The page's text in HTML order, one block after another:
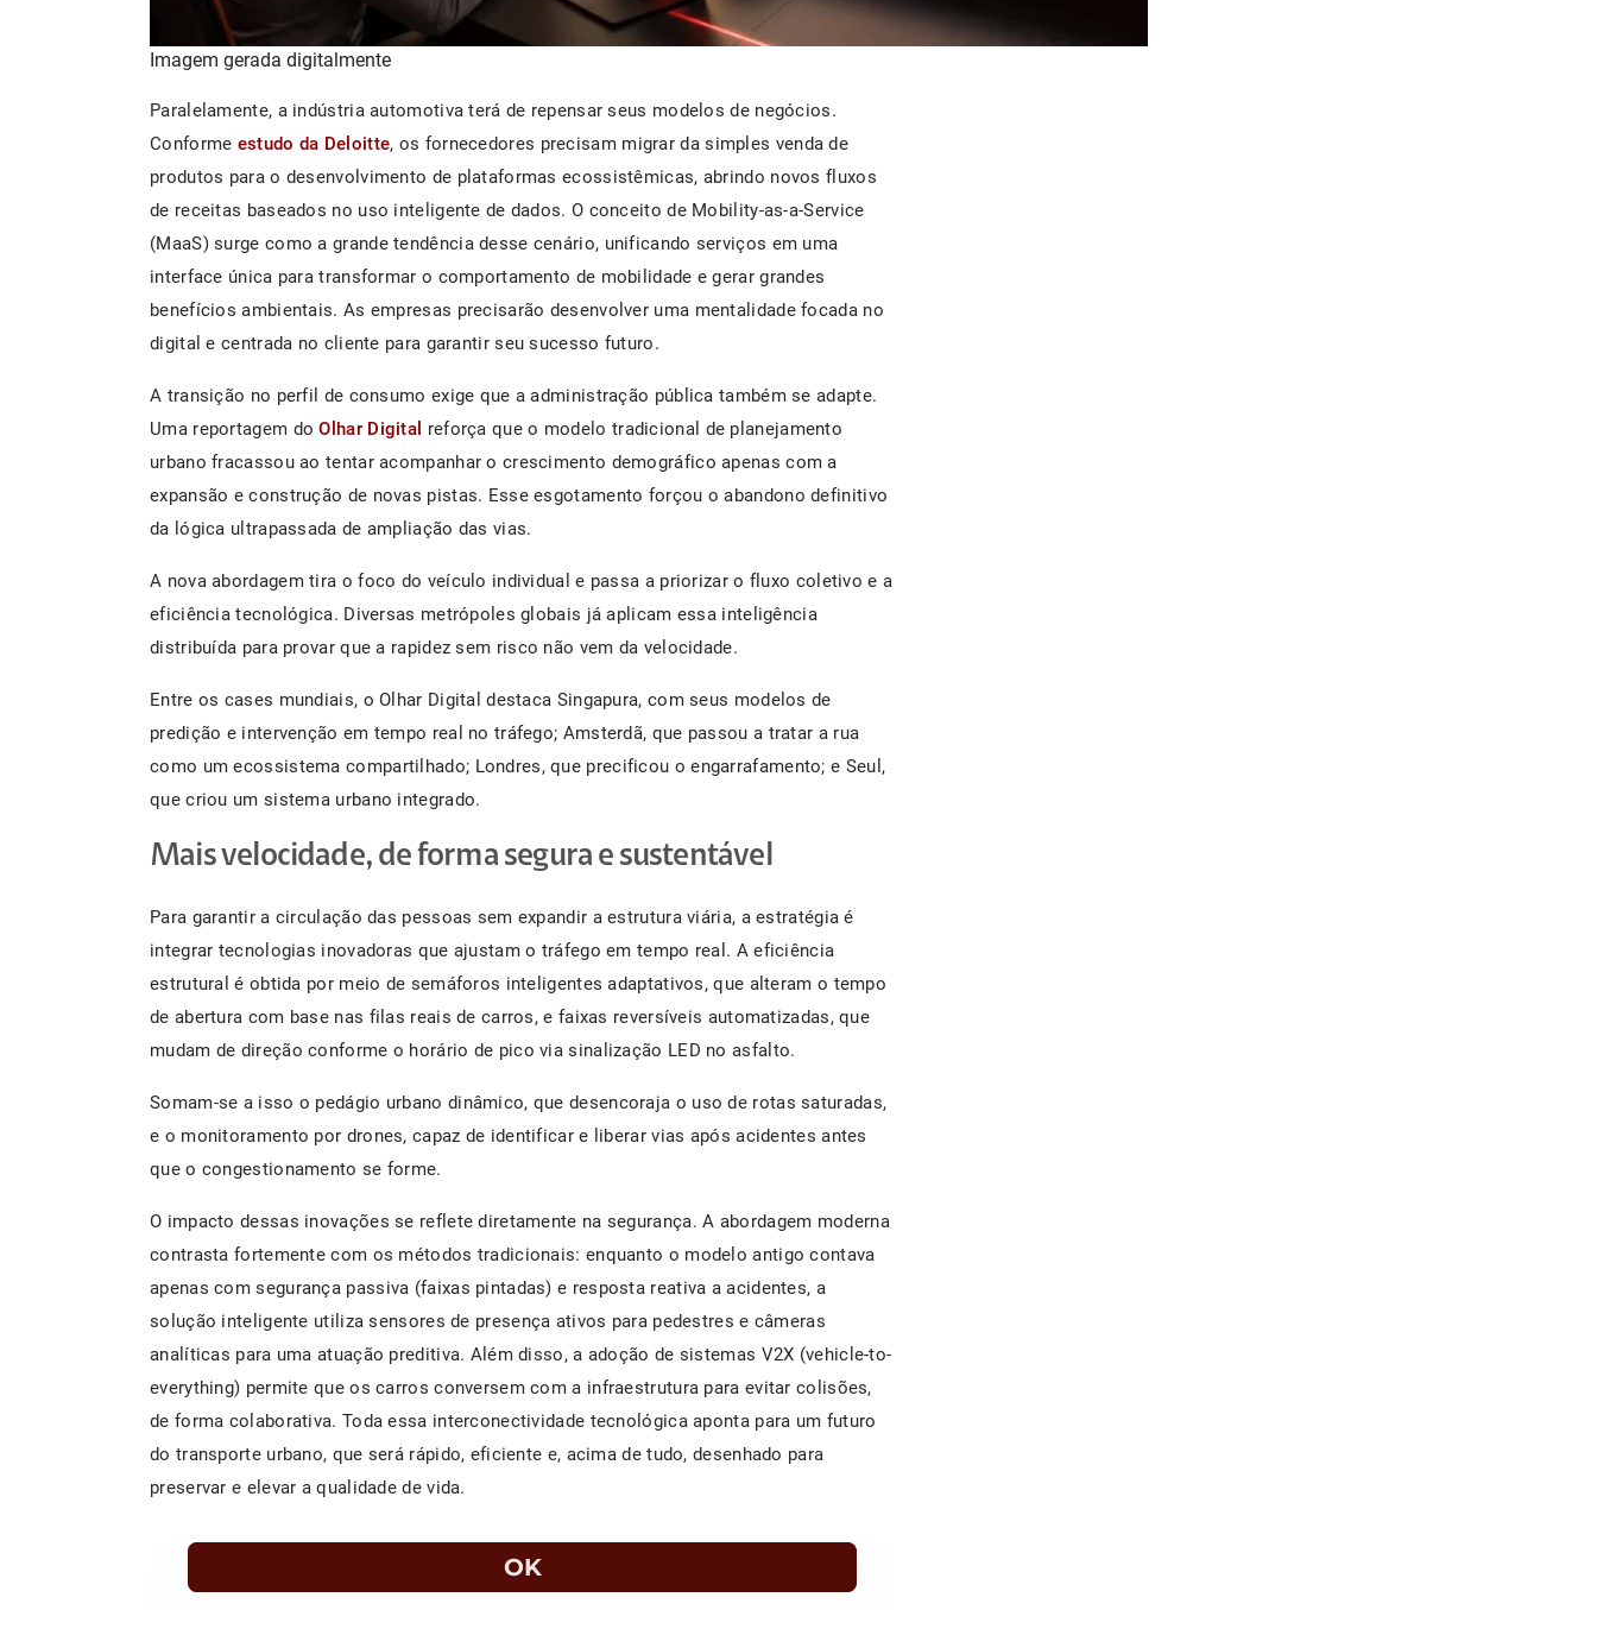
Imagem gerada digitalmente
Paralelamente, a indústria automotiva terá de repensar seus modelos de negócios.
Conforme estudo da Deloitte, os fornecedores precisam migrar da simples venda de
produtos para o desenvolvimento de plataformas ecossistêmicas, abrindo novos fluxos
de receitas baseados no uso inteligente de dados. O conceito de Mobility-as-a-Service
(MaaS) surge como a grande tendência desse cenário, unificando serviços em uma
interface única para transformar o comportamento de mobilidade e gerar grandes
benefícios ambientais. As empresas precisarão desenvolver uma mentalidade focada no
digital e centrada no cliente para garantir seu sucesso futuro.
A transição no perfil de consumo exige que a administração pública também se adapte.
Uma reportagem doOlhar Digital reforça que o modelo tradicional de planejamento
urbano fracassou ao tentar acompanhar o crescimento demográfico apenas com a
expansão e construção de novas pistas. Esse esgotamento forçou o abandono definitivo
da lógica ultrapassada de ampliação das vias.
A nova abordagem tira o foco do veículo individual e passa a priorizar o fluxo coletivo e a
eficiência tecnológica. Diversas metrópoles globais já aplicam essa inteligência
distribuída para provar que a rapidez sem risco não vem da velocidade.
Entre os cases mundiais, o Olhar Digital destaca Singapura, com seus modelos de
predição e intervenção em tempo real no tráfego; Amsterdã, que passou a tratar a rua
como um ecossistema compartilhado; Londres, que precificou o engarrafamento; e Seul,
que criou um sistema urbano integrado.
Mais velocidade, de forma segura e sustentável
Para garantir a circulação das pessoas sem expandir a estrutura viária, a estratégia é
integrar tecnologias inovadoras que ajustam o tráfego em tempo real. A eficiência
estrutural é obtida por meio de semáforos inteligentes adaptativos, que alteram o tempo
de abertura com base nas filas reais de carros, e faixas reversíveis automatizadas, que
mudam de direção conforme o horário de pico via sinalização LED no asfalto.
Somam-se a isso o pedágio urbano dinâmico, que desencoraja o uso de rotas saturadas,
e o monitoramento por drones, capaz de identificar e liberar vias após acidentes antes
que o congestionamento se forme.
O impacto dessas inovações se reflete diretamente na segurança. A abordagem moderna
contrasta fortemente com os métodos tradicionais: enquanto o modelo antigo contava
apenas com segurança passiva (faixas pintadas) e resposta reativa a acidentes, a
solução inteligente utiliza sensores de presença ativos para pedestres e câmeras
analíticas para uma atuação preditiva. Além disso, a adoção de sistemas V2X (vehicle-to-
everything) permite que os carros conversem com a infraestrutura para evitar colisões,
de forma colaborativa. Toda essa interconectividade tecnológica aponta para um futuro
do transporte urbano, que será rápido, eficiente e, acima de tudo, desenhado para
preservar e elevar a qualidade de vida.